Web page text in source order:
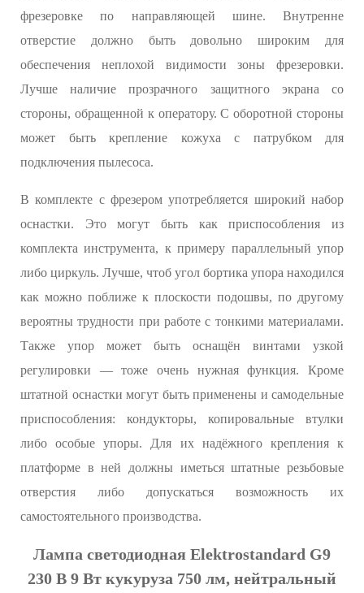
фрезеровке по направляющей шине. Внутренне
отверстие должно быть довольно широким для
обеспечения неплохой видимости зоны фрезеровки.
Лучше наличие прозрачного защитного экрана со
стороны, обращенной к оператору. С оборотной стороны
может быть крепление кожуха с патрубком для
подключения пылесоса.
В комплекте с фрезером употребляется широкий набор
оснастки. Это могут быть как приспособления из
комплекта инструмента, к примеру параллельный упор
либо циркуль. Лучше, чтоб угол бортика упора находился
как можно поближе к плоскости подошвы, по другому
вероятны трудности при работе с тонкими материалами.
Также упор может быть оснащён винтами узкой
регулировки — тоже очень нужная функция. Кроме
штатной оснастки могут быть применены и самодельные
приспособления: кондукторы, копировальные втулки
либо особые упоры. Для их надёжного крепления к
платформе в ней должны иметься штатные резьбовые
отверстия либо допускаться возможность их
самостоятельного производства.
Лампа светодиодная Elektrostandard G9
230 В 9 Вт кукуруза 750 лм, нейтральный